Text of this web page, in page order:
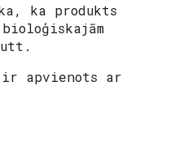
ka produkts
utt.
ir apvienots ar